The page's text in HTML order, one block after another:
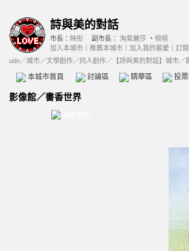
詩與美的對話
市長： 映彤 副市長： 淘氣麗莎 、 翎翎
加入本城市
推薦本城市 加入我的最愛
訂
udn／城市／文學創作／同人創作／ 【詩與美的對話】城市／
本城市首頁 討論區 精華區 投票
影像館／書香世界